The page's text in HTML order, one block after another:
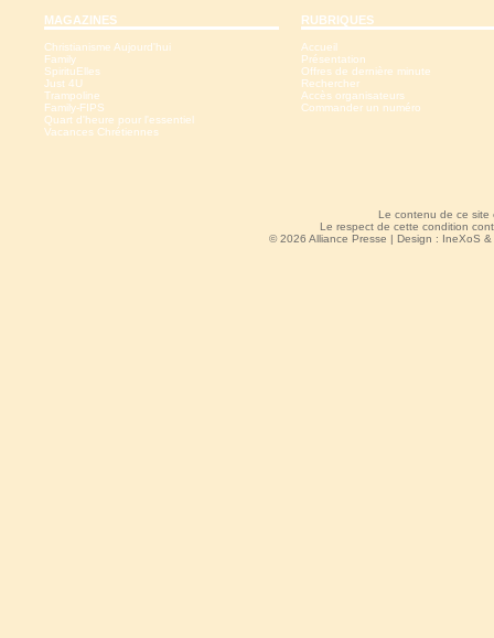
MAGAZINES
Christianisme Aujourd'hui
Family
SpirituElles
Just 4U
Trampoline
Family-FIPS
Quart d'heure pour l'essentiel
Vacances Chrétiennes
RUBRIQUES
Accueil
Présentation
Offres de dernière minute
Rechercher
Accès organisateurs
Commander un numéro
Le contenu de ce site
Le respect de cette condition
© 2026 Alliance Presse | Design : IneXoS &